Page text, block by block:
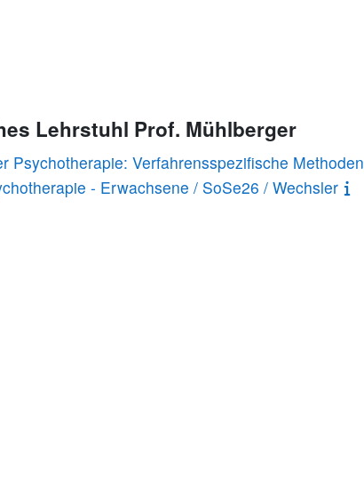
Lehrstuhl Prof. Mühlberger
Psychotherapie: Verfahrensspezifische Methoden
- Erwachsene / SoSe26 / Wechsler